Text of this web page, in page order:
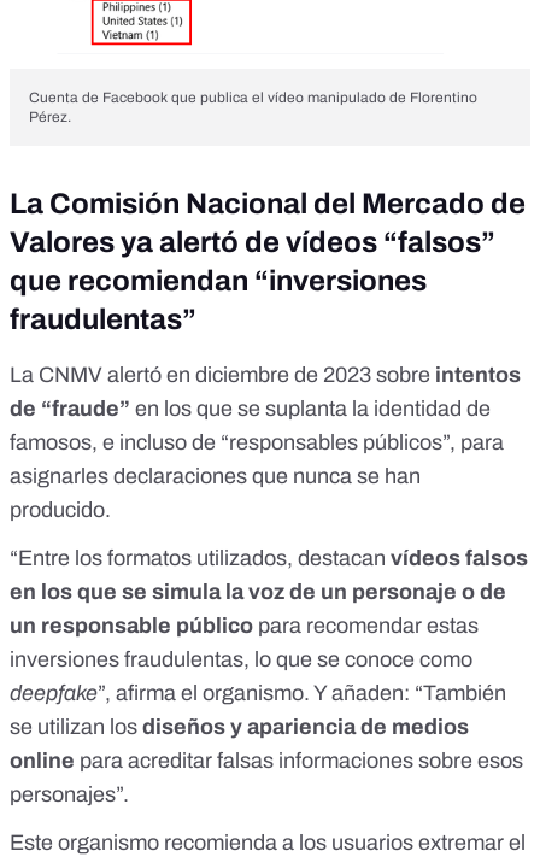
Cuenta de Facebook que publica el vídeo manipulado de Florentino
Pérez.
La Comisión Nacional del Mercado de
Valores ya alertó de vídeos “falsos”
que recomiendan “inversiones
fraudulentas”
La CNMV alertó en diciembre de 2023 sobre intentos
de “fraude” en los que se suplanta la identidad de
famosos, e incluso de “responsables públicos”, para
asignarles declaraciones que nunca se han
producido.
“Entre los formatos utilizados, destacan vídeos falsos
en los que se simula la voz de un personaje o de
un responsable público para recomendar estas
inversiones fraudulentas, lo que se conoce como
deepfake”, afirma el organismo. Y añaden: “También
se utilizan los diseños y apariencia de medios
online para acreditar falsas informaciones sobre esos
personajes”.
Este organismo recomienda a los usuarios extremar el